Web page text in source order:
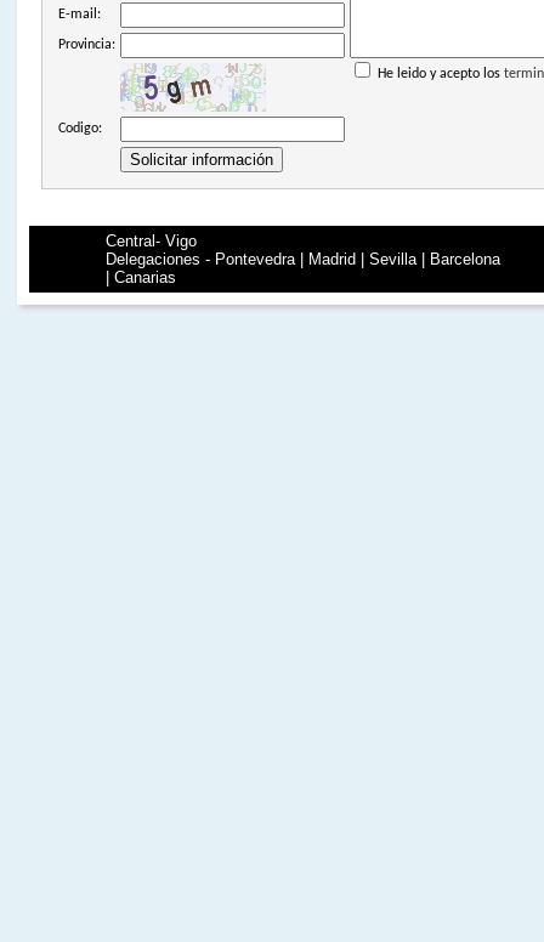
He leido y acepto los
E-mail:
Provincia:
Codigo:
Central- Vigo
Delegaciones - Pontevedra | Madrid | Sevilla | Barcelona
| Canarias